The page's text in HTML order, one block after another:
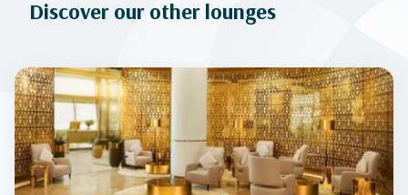
Discover our other lounges